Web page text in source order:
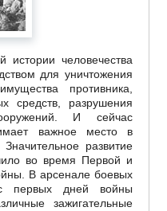
истории человечества
для уничтожения
противника,
средств, разрушения
И сейчас
важное место в
развитие
во время Первой и
В арсенале боевых
первых дней войны
зажигательные